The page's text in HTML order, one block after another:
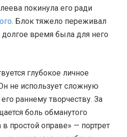
покинула его ради
. Блок тяжело переживал
время была для него
глубокое личное
не использует сложную
раннему творчеству. За
боль обманутого
простой оправе» — портрет